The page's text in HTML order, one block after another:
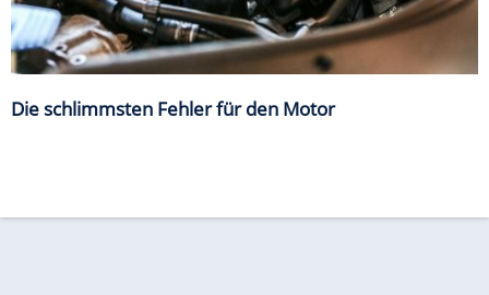
Die schlimmsten Fehler für den Motor